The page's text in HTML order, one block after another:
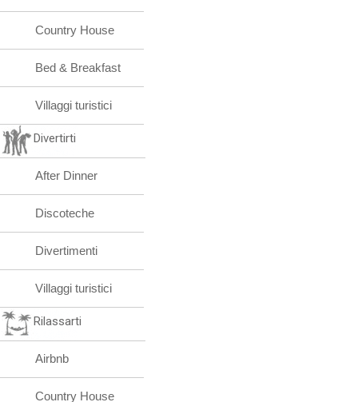
Country House
Bed & Breakfast
Villaggi turistici
Divertirti
After Dinner
Discoteche
Divertimenti
Villaggi turistici
Rilassarti
Airbnb
Country House